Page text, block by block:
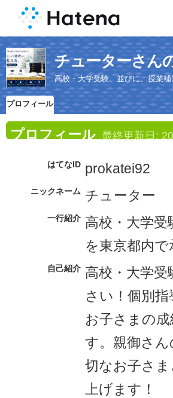
チューターさん
高校・大学受験、並びに、授業
プロフィール
プロフィール 最終更新日:
はてなID prokatei92
ニックネーム チューター
一行紹介 高校・大学
を東京都内で
自己紹介 高校・大学
さい！個別
お子さまの
す。親御さ
切なお子さ
上げます！